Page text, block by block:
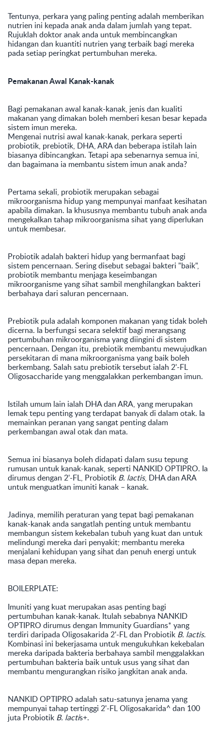
Tentunya, perkara yang paling penting adalah memberikan
nutrien ini kepada anak anda dalam jumlah yang tepat.
Rujuklah doktor anak anda untuk membincangkan
hidangan dan kuantiti nutrien yang terbaik bagi mereka
pada setiap peringkat pertumbuhan mereka.
Pemakanan Awal Kanak-kanak
Bagi pemakanan awal kanak-kanak, jenis dan kualiti
makanan yang dimakan boleh memberi kesan besar kepada
sistem imun mereka.
Mengenai nutrisi awal kanak-kanak, perkara seperti
probiotik, prebiotik, DHA, ARA dan beberapa istilah lain
biasanya dibincangkan. Tetapi apa sebenarnya semua ini,
dan bagaimana ia membantu sistem imun anak anda?
Pertama sekali, probiotik merupakan sebagai
mikroorganisma hidup yang mempunyai manfaat kesihatan
apabila dimakan. Ia khususnya membantu tubuh anak anda
mengekalkan tahap mikroorganisma sihat yang diperlukan
untuk membesar.
Probiotik adalah bakteri hidup yang bermanfaat bagi
sistem pencernaan. Sering disebut sebagai bakteri "baik",
probiotik membantu menjaga keseimbangan
mikroorganisme yang sihat sambil menghilangkan bakteri
berbahaya dari saluran pencernaan.
Prebiotik pula adalah komponen makanan yang tidak boleh
dicerna. Ia berfungsi secara selektif bagi merangsang
pertumbuhan mikroorganisma yang diingini di sistem
pencernaan. Dengan itu, prebiotik membantu mewujudkan
persekitaran di mana mikroorganisma yang baik boleh
berkembang. Salah satu prebiotik tersebut ialah 2'-FL
Oligosaccharide yang menggalakkan perkembangan imun.
Istilah umum lain ialah DHA dan ARA, yang merupakan
lemak tepu penting yang terdapat banyak di dalam otak. Ia
memainkan peranan yang sangat penting dalam
perkembangan awal otak dan mata.
Semua ini biasanya boleh didapati dalam susu tepung
rumusan untuk kanak-kanak, seperti NANKID OPTIPRO. Ia
dirumus dengan 2'-FL, Probiotik B. lactis, DHA dan ARA
untuk menguatkan imuniti kanak – kanak.
Jadinya, memilih peraturan yang tepat bagi pemakanan
kanak-kanak anda sangatlah penting untuk membantu
membangun sistem kekebalan tubuh yang kuat dan untuk
melindungi mereka dari penyakit; membantu mereka
menjalani kehidupan yang sihat dan penuh energi untuk
masa depan mereka.
BOILERPLATE:
Imuniti yang kuat merupakan asas penting bagi
pertumbuhan kanak-kanak. Itulah sebabnya NANKID
OPTIPRO dirumus dengan Immunity Guardians* yang
terdiri daripada Oligosakarida 2'-FL dan Probiotik B. lactis.
Kombinasi ini bekerjasama untuk mengukuhkan kekebalan
mereka daripada bakteria berbahaya sambil menggalakkan
pertumbuhan bakteria baik untuk usus yang sihat dan
membantu mengurangkan risiko jangkitan anak anda.
NANKID OPTIPRO adalah satu-satunya jenama yang
mempunyai tahap tertinggi 2'-FL Oligosakarida^ dan 100
juta Probiotik B. lactis+.